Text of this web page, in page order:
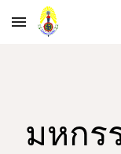
Skip to main content
มหกร